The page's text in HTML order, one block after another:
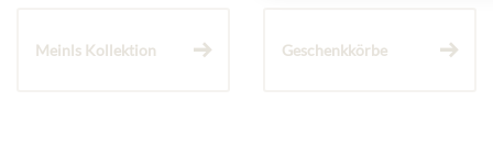
Meinls Kollektion Geschenkkörbe